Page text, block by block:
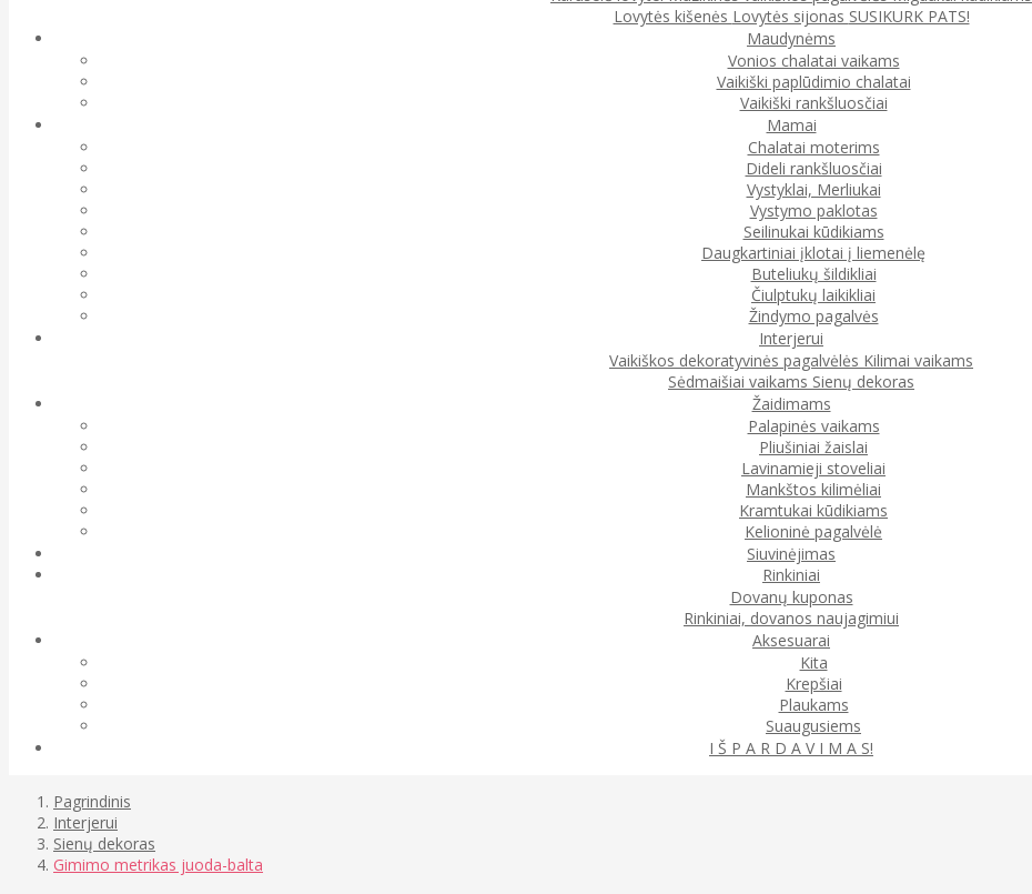
Lovytės kišenės Lovytės sijonas SUSIKURK PATS!
Maudynėms
Vonios chalatai vaikams
Vaikiški paplūdimio chalatai
Vaikiški rankšluosčiai
Mamai
Chalatai moterims
Dideli rankšluosčiai
Vystyklai, Merliukai
Vystymo paklotas
Seilinukai kūdikiams
Daugkartiniai įklotai į liemenėlę
Buteliukų šildikliai
Čiulptukų laikikliai
Žindymo pagalvės
Interjerui
Vaikiškos dekoratyvinės pagalvėlės Kilimai vaikams
Sėdmaišiai vaikams Sienų dekoras
Žaidimams
Palapinės vaikams
Pliušiniai žaislai
Lavinamieji stoveliai
Mankštos kilimėliai
Kramtukai kūdikiams
Kelioninė pagalvėlė
Siuvinėjimas
Rinkiniai
Dovanų kuponas
Rinkiniai, dovanos naujagimiui
Aksesuarai
Kita
Krepšiai
Plaukams
Suaugusiems
I Š P A R D A V I M A S!
Pagrindinis
Interjerui
Sienų dekoras
Gimimo metrikas juoda-balta